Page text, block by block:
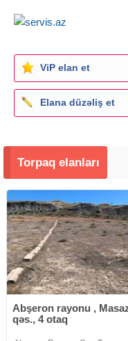
ViP elan et
Elana düzəliş et
Torpaq elanları
Abşeron rayonu ,
qəs., 4 otaq